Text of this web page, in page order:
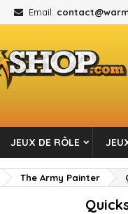
Email:
JEUX DE RÔLE
The Army Painter
add_circle_outline